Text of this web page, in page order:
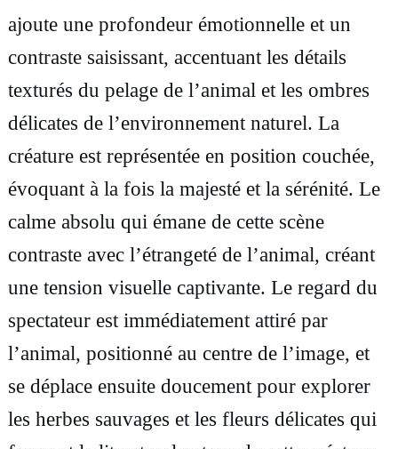
g
r
a
p
h
i
e
n
o
i
r
e
t
ajoute une profondeur émotionnelle et un
contraste saisissant, accentuant les détails
texturés du pelage de l’animal et les ombres
délicates de l’environnement naturel. La
créature est représentée en position couchée,
évoquant à la fois la majesté et la sérénité. Le
calme absolu qui émane de cette scène
contraste avec l’étrangeté de l’animal, créant
une tension visuelle captivante. Le regard du
spectateur est immédiatement attiré par
l’animal, positionné au centre de l’image, et
se déplace ensuite doucement pour explorer
les herbes sauvages et les fleurs délicates qui